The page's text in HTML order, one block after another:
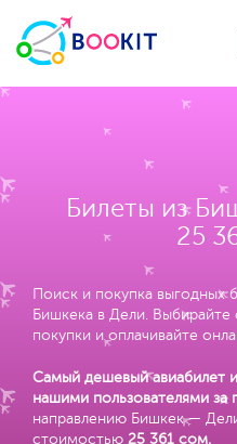
Билеты из
25
Поиск и покупка выгодных
Бишкека в Дели. Выбирайте
покупки и оплачивайте
Самый дешевый авиабилет
нашими пользователями за
направлению Бишкек —
стоимостью 25 361 сом.